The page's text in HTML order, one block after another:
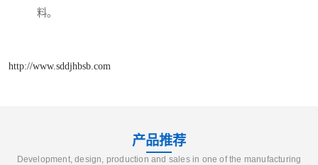
料。
http://www.sddjhbsb.com
产品推荐
Development, design, production and sales in one of the manufacturing